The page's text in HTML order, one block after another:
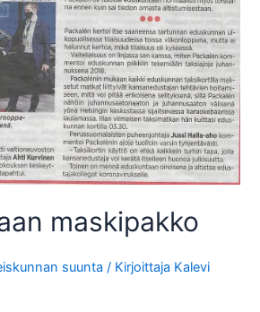
maskipakko
suunta / Kirjoittaja Kalevi